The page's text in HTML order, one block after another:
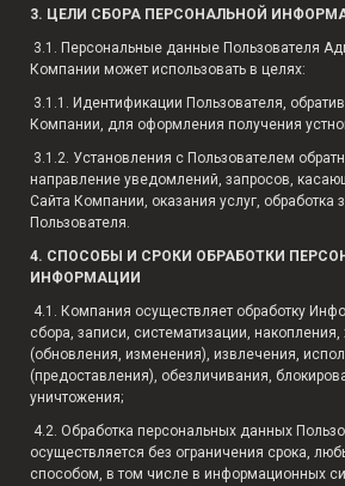
3. ЦЕЛИ СБОРА ПЕРСОНАЛЬНОЙ
3.1. Персональные данные Пользователя
Компании может использовать в целях:
3.1.1. Идентификации Пользователя,
Компании, для оформления получения
3.1.2. Установления с Пользователем
направление уведомлений, запросов,
Сайта Компании, оказания услуг, обработка
Пользователя.
4. СПОСОБЫ И СРОКИ ОБРАБОТКИ
ИНФОРМАЦИИ
4.1. Компания осуществляет обработку
сбора, записи, систематизации, накопления,
(обновления, изменения), извлечения,
(предоставления), обезличивания,
уничтожения;
4.2. Обработка персональных данных
осуществляется без ограничения срока,
способом, в том числе в информационных